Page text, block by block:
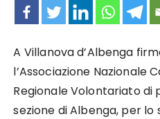
A Villanova d’Albenga
l’Associazione Nazionale
Regionale Volontariato di
sezione di Albenga, per